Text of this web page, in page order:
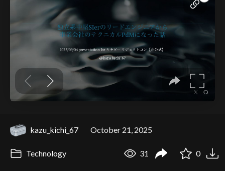
kazu_kichi_67 October 21, 2025
Technology 31 0